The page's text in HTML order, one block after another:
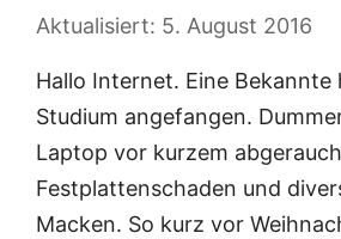
5. August 2016
Hallo Internet. Eine Bekannte
Studium angefangen.
Laptop vor kurzem
Festplattenschaden und
Macken. So kurz vor